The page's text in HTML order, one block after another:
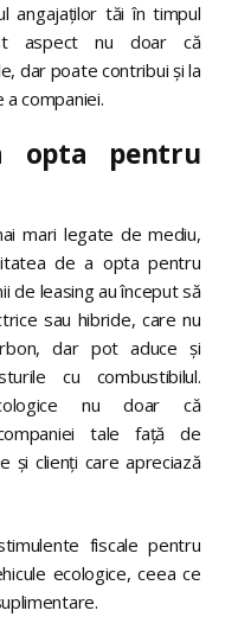
angajaților tăi în timpul
aspect nu doar că
dar poate contribui și la
companiei.
opta pentru
mari legate de mediu,
de a opta pentru
de leasing au început să
sau hibride, care nu
dar pot aduce și
cu combustibilul.
nu doar că
tale față de
și clienți care apreciază
fiscale pentru
ecologice, ceea ce